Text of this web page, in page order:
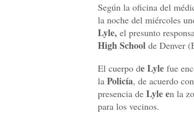
Según la oficina del
la noche del miércoles
Lyle, el presunto
High School de Denver
El cuerpo de Lyle fue
la Policía, de acuerdo
presencia de Lyle en la
para los vecinos.